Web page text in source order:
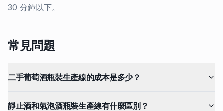
30 分鐘以下。
常見問題
二手葡萄酒瓶裝生產線的成本是多少？
靜止酒和氣泡酒瓶裝生產線有什麼區別？